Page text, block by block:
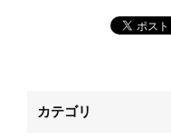
カテゴリ